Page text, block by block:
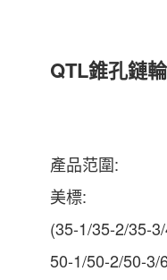
QTL錐孔鏈輪
產品范圍:
美標:
(35-1/35-2/35-
50-1/50-2/50-3/